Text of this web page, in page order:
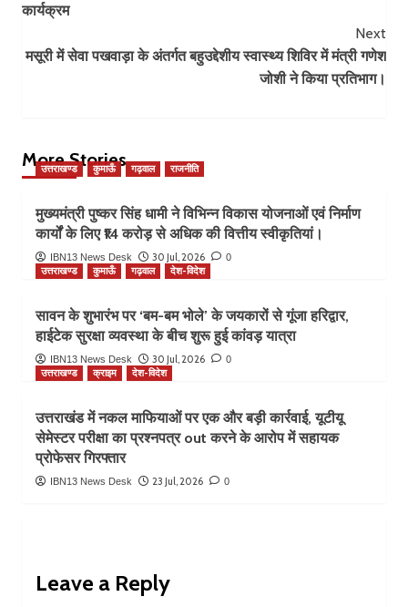
कार्यक्रम
Next
मसूरी में सेवा पखवाड़ा के अंतर्गत बहुउद्देशीय स्वास्थ्य शिविर में मंत्री गणेश
जोशी ने किया प्रतिभाग।
More Stories
उत्तराखण्ड कुमाऊँ गढ़वाल राजनीति
मुख्यमंत्री पुष्कर सिंह धामी ने विभिन्न विकास योजनाओं एवं निर्माण
कार्यों के लिए ₹14 करोड़ से अधिक की वित्तीय स्वीकृतियां।
IBN13 News Desk 30 Jul, 2026 0
उत्तराखण्ड कुमाऊँ गढ़वाल देश-विदेश
सावन के शुभारंभ पर ‘बम-बम भोले’ के जयकारों से गूंजा हरिद्वार,
हाईटेक सुरक्षा व्यवस्था के बीच शुरू हुई कांवड़ यात्रा
IBN13 News Desk 30 Jul, 2026 0
उत्तराखण्ड क्राइम देश-विदेश
उत्तराखंड में नकल माफियाओं पर एक और बड़ी कार्रवाई, यूटीयू
सेमेस्टर परीक्षा का प्रश्नपत्र out करने के आरोप में सहायक
प्रोफेसर गिरफ्तार
IBN13 News Desk 23 Jul, 2026 0
Leave a Reply